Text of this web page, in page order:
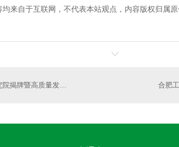
来自于互联网，不代表本站观点，内容版权归属
上合经贸法律服务研究院揭牌暨高质量发展研讨会召开